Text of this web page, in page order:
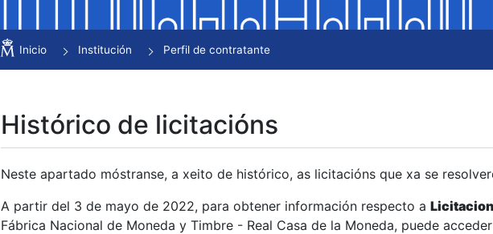
Mostrar/Ocultar
Inicio Institución Perfil de contratante
Histórico de licitacións
Neste apartado móstranse, a xeito de histórico, as licitacións que xa se
A partir del 3 de mayo de 2022, para obtener información respecto a
Fábrica Nacional de Moneda y Timbre - Real Casa de la Moneda, puede